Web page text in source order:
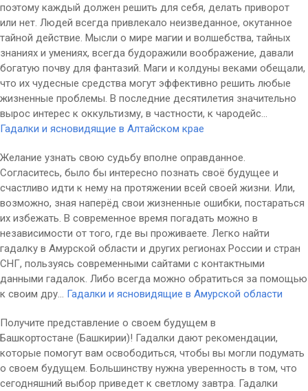
поэтому каждый должен решить для себя, делать приворот
или нет. Людей всегда привлекало неизведанное, окутанное
тайной действие. Мысли о мире магии и волшебства, тайных
знаниях и умениях, всегда будоражили воображение, давали
богатую почву для фантазий. Маги и колдуны веками обещали,
что их чудесные средства могут эффективно решить любые
жизненные проблемы. В последние десятилетия значительно
вырос интерес к оккультизму, в частности, к чародейс...
Гадалки и ясновидящие в Алтайском крае
Желание узнать свою судьбу вполне оправданное.
Согласитесь, было бы интересно познать своё будущее и
счастливо идти к нему на протяжении всей своей жизни. Или,
возможно, зная наперёд свои жизненные ошибки, постараться
их избежать. В современное время погадать можно в
независимости от того, где вы проживаете. Легко найти
гадалку в Амурской области и других регионах России и стран
СНГ, пользуясь современными сайтами с контактными
данными гадалок. Либо всегда можно обратиться за помощью
к своим дру... Гадалки и ясновидящие в Амурской области
Получите представление о своем будущем в
Башкортостане (Башкирии)! Гадалки дают рекомендации,
которые помогут вам освободиться, чтобы вы могли подумать
о своем будущем. Большинству нужна уверенность в том, что
сегодняшний выбор приведет к светлому завтра. Гадалки